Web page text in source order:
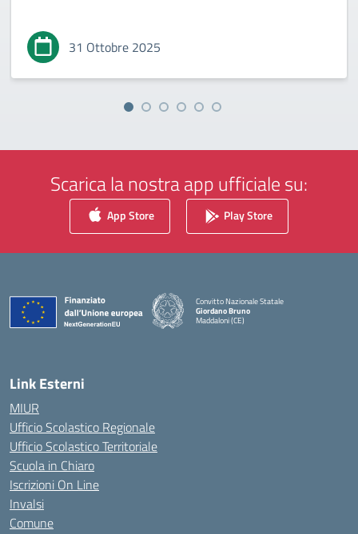
31 Ottobre 2025
Scarica la nostra app ufficiale su:
App Store Play Store
Convitto Nazionale Statale
Giordano Bruno
Maddaloni (CE)
Link Esterni
MIUR
Ufficio Scolastico Regionale
Ufficio Scolastico Territoriale
Scuola in Chiaro
Iscrizioni On Line
Invalsi
Comune